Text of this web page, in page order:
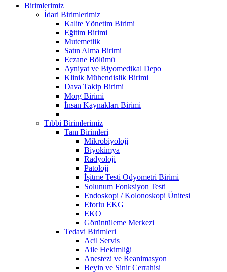
Birimlerimiz
İdari Birimlerimiz
Kalite Yönetim Birimi
Eğitim Birimi
Mutemetlik
Satın Alma Birimi
Eczane Bölümü
Ayniyat ve Biyomedikal Depo
Klinik Mühendislik Birimi
Dava Takip Birimi
Morg Birimi
İnsan Kaynakları Birimi
Tıbbi Birimlerimiz
Tanı Birimleri
Mikrobiyoloji
Biyokimya
Radyoloji
Patoloji
İşitme Testi Odyometri Birimi
Solunum Fonksiyon Testi
Endoskopi / Kolonoskopi Ünitesi
Eforlu EKG
EKO
Görüntüleme Merkezi
Tedavi Birimleri
Acil Servis
Aile Hekimliği
Anestezi ve Reanimasyon
Beyin ve Sinir Cerrahisi